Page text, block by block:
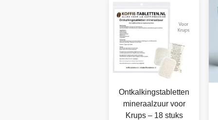
Ontkalkingstabletten
mineraalzuur voor
Krups – 18 stuks